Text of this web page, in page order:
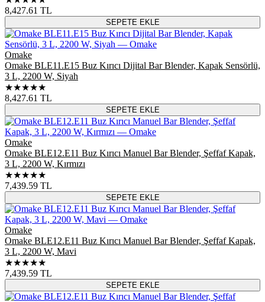
8,427.61 TL
SEPETE EKLE
Omake
Omake BLE11.E15 Buz Kırıcı Dijital Bar Blender, Kapak Sensörlü,
3 L, 2200 W, Siyah
★★★★★
8,427.61 TL
SEPETE EKLE
Omake
Omake BLE12.E11 Buz Kırıcı Manuel Bar Blender, Şeffaf Kapak,
3 L, 2200 W, Kırmızı
★★★★★
7,439.59 TL
SEPETE EKLE
Omake
Omake BLE12.E11 Buz Kırıcı Manuel Bar Blender, Şeffaf Kapak,
3 L, 2200 W, Mavi
★★★★★
7,439.59 TL
SEPETE EKLE